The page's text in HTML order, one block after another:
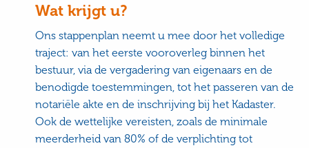
Wat krijgt u?
Ons stappenplan neemt u mee door het volledige
traject: van het eerste vooroverleg binnen het
bestuur, via de vergadering van eigenaars en de
benodigde toestemmingen, tot het passeren van de
notariële akte en de inschrijving bij het Kadaster.
Ook de wettelijke vereisten, zoals de minimale
meerderheid van 80% of de verplichting tot